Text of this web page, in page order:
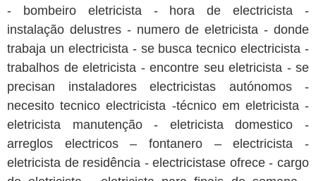
- bombeiro eletricista - hora de electricista -
instalação delustres - numero de eletricista - donde
trabaja un electricista - se busca tecnico electricista -
trabalhos de eletricista - encontre seu eletricista - se
precisan instaladores electricistas autónomos -
necesito tecnico electricista -técnico em eletricista -
eletricista manutenção - eletricista domestico -
arreglos electricos – fontanero – electricista -
eletricista de residência - electricistase ofrece - cargo